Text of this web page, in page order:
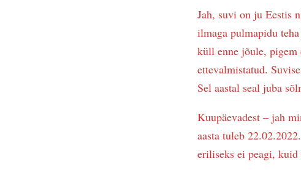
Jah, suvi on ju Eestis
ilmaga pulmapidu
küll enne jõule, pigem
ettevalmistatud.
Sel aastal seal juba
Kuupäevadest – jah
aasta tuleb
eriliseks ei peagi, kuid